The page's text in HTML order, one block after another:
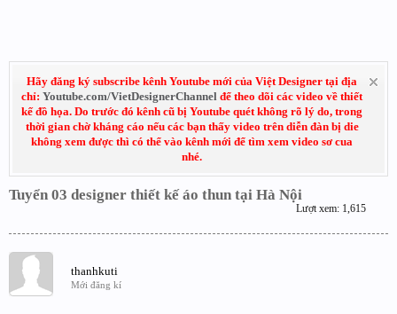
Hãy đăng ký subscribe kênh Youtube mới của Việt Designer tại địa
chỉ: Youtube.com/VietDesignerChannel để theo dõi các video về thiết
kế đồ họa. Do trước đó kênh cũ bị Youtube quét không rõ lý do, trong
thời gian chờ kháng cáo nếu các bạn thấy video trên diễn đàn bị die
không xem được thì có thể vào kênh mới để tìm xem video sơ cua
nhé.
Tuyển 03 designer thiết kế áo thun tại Hà Nội
Lượt xem: 1,615
thanhkuti
Mới đăng kí